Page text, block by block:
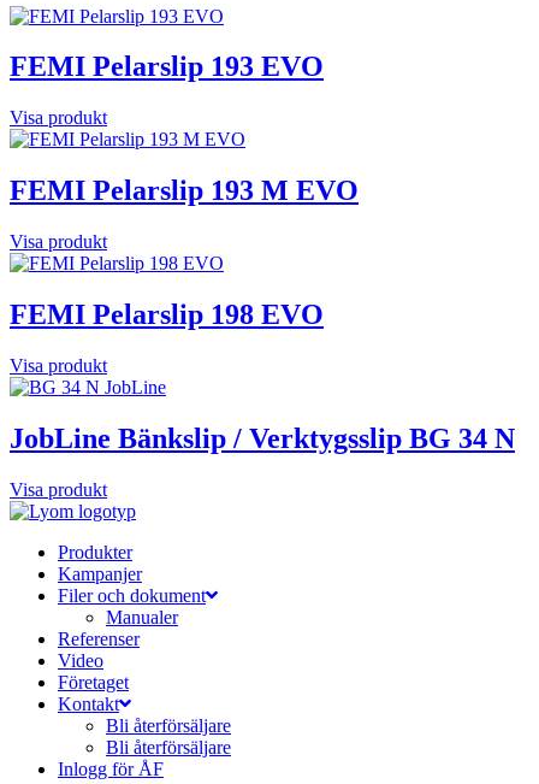
FEMI Pelarslip 193 EVO
Visa produkt
FEMI Pelarslip 193 M EVO
Visa produkt
FEMI Pelarslip 198 EVO
Visa produkt
JobLine Bänkslip / Verktygsslip BG 34 N
Visa produkt
Produkter
Kampanjer
Filer och dokument
Manualer
Referenser
Video
Företaget
Kontakt
Bli återförsäljare
Bli återförsäljare
Inlogg för ÅF